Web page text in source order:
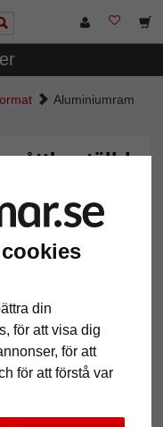
din
för att visa dig
för att
för att förstå var
Aluminiumram